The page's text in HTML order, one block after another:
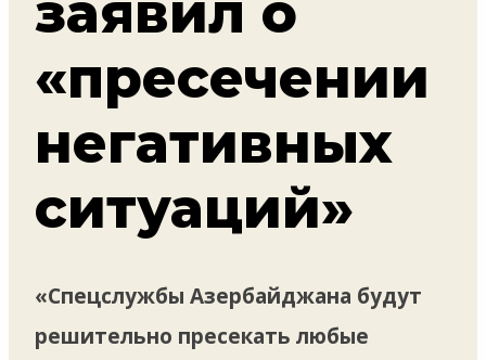
заявил о
«пресечении
негативных
ситуаций»
«Спецслужбы Азербайджана будут
решительно пресекать любые